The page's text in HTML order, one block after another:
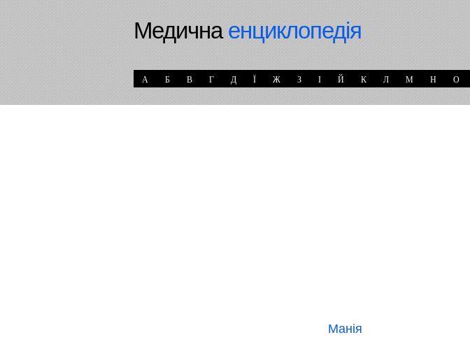
Медичнаенциклопедія
А Б В Г Д Ї Ж З І Й К Л М Н О
Манія